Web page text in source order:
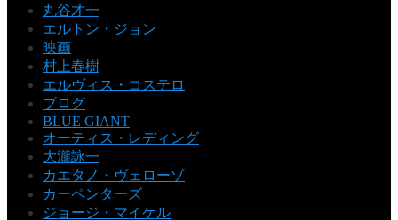
丸谷才一
エルトン・ジョン
映画
村上春樹
エルヴィス・コステロ
ブログ
BLUE GIANT
オーティス・レディング
大瀧詠一
カエタノ・ヴェローゾ
カーペンターズ
ジョージ・マイケル